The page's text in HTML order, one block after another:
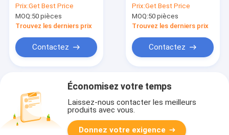
Watch avec
écouteurs sans fil
Prix:Get Best Price
MOQ:50 pièces
Trouvez les derniers prix
Contactez
1,19 pouce BT
Contrôle de musique
d'appel Santé des
Prix:Get Best Price
MOQ:50 pièces
Trouvez les derniers prix
Contactez
Économisez votre temps
Laissez-nous contacter les meilleurs
produits avec vous.
Donnez votre exigence